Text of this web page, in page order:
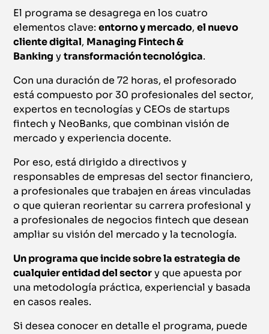
El programa se desagrega en los cuatro
elementos clave:entorno y mercado,el nuevo
cliente digital, Managing Fintech &
Banking ytransformación tecnológica.
Con una duración de 72 horas, el profesorado
está compuesto por 30 profesionales del sector,
expertos en tecnologías y CEOs de startups
fintech y NeoBanks, que combinan visión de
mercado y experiencia docente.
Por eso, está dirigido a directivos y
responsables de empresas del sector financiero,
a profesionales que trabajen en áreas vinculadas
o que quieran reorientar su carrera profesional y
a profesionales de negocios fintech que desean
ampliar su visión del mercado y la tecnología.
Un programa que incide sobre la estrategia de
cualquier entidad del sectory que apuesta por
una metodología práctica, experiencial y basada
en casos reales.
Si desea conocer en detalle el programa, puede